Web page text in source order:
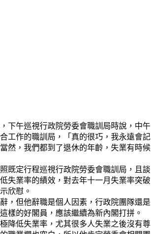
下午巡視行政院勞委會職訓局時說，中午
工作的職訓局，「真的很巧，我永遠會記
然，我們都到了退休的年齡，失業有時候
既定行程巡視行政院勞委會職訓局，且談
失業率的績效，對去年十一月失業率突破
欣慰。
，但他辭職是個人因素，行政院團隊還是
樣的好閣員，應該繼續為新內閣打拼。
降低失業率，尤其很多人失業之後沒有尊